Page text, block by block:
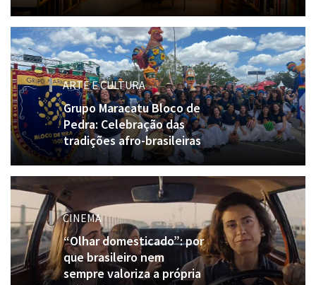
ARTE E CULTURA
Grupo Maracatu Bloco de
Pedra: Celebração das
tradições afro-brasileiras
CINEMA
“Olhar domesticado”: por
que brasileiro nem
sempre valoriza a própria